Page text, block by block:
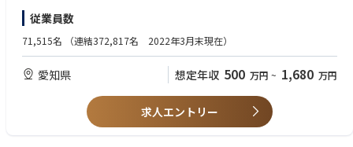
■商用ソリューションの事業企画
・ソリューション毎に、市場、競合、提供価値分析から、商流、マネタイ
ズ方法、事業性、リスク対応立案までを、プロジェクト関係者と共に企画
ソリューション例：電動ソリューション、物流ソリューション、車両デー
【WANT】
・新規事業の立上げ経験がある方
・英語力：TOEIC 730点以上相当
【求める人物像】
・自立性/積極性/好奇心を持って取り組み、仲間とともに自らも業務を推
・社内外関係者とコミュニケーションを図りチームに貢献できる方
従業員数
71,515名 （連結372,817名 2022年3月末現在）
愛知県 想定年収 500 万円 ~ 1,680 万円
求人エントリー